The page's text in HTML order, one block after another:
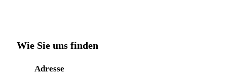
Wie Sie uns finden
Adresse